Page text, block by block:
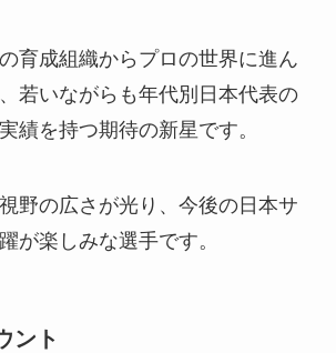
育成組織からプロの世界に進ん
若いながらも年代別日本代表の
績を持つ期待の新星です。
野の広さが光り、今後の日本サ
が楽しみな選手です。
ント